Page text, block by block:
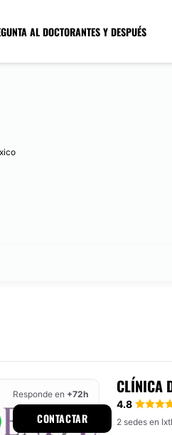
AL DOCTORANTES Y DESPUÉS
CLÍNICA
4.8
2 sedes en
Responde en +72h
CONTACTAR